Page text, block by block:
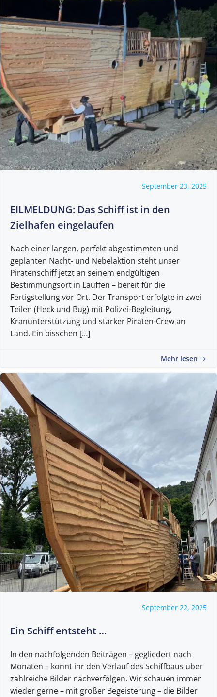
September 23, 2025
EILMELDUNG: Das Schiff ist in den
Zielhafen eingelaufen
Nach einer langen, perfekt abgestimmten und
geplanten Nacht- und Nebelaktion steht unser
Piratenschiff jetzt an seinem endgültigen
Bestimmungsort in Lauffen – bereit für die
Fertigstellung vor Ort. Der Transport erfolgte in zwei
Teilen (Heck und Bug) mit Polizei-Begleitung,
Kranunterstützung und starker Piraten-Crew an
Land. Ein bisschen […]
Mehr lesen
September 22, 2025
Ein Schiff entsteht …
In den nachfolgenden Beiträgen – gegliedert nach
Monaten – könnt ihr den Verlauf des Schiffbaus über
zahlreiche Bilder nachverfolgen. Wir schauen immer
wieder gerne – mit großer Begeisterung – die Bilder